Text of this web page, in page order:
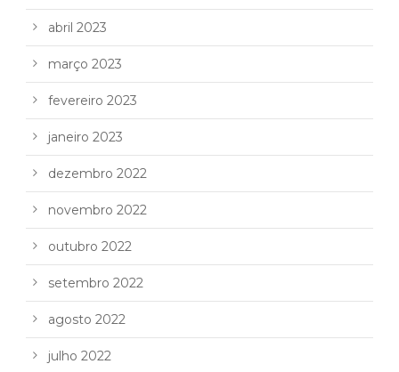
abril 2023
março 2023
fevereiro 2023
janeiro 2023
dezembro 2022
novembro 2022
outubro 2022
setembro 2022
agosto 2022
julho 2022